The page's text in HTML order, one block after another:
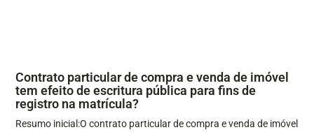
Contrato particular de compra e venda de imóvel
tem efeito de escritura pública para fins de
registro na matrícula?
Resumo inicial:O contrato particular de compra e venda de imóvel